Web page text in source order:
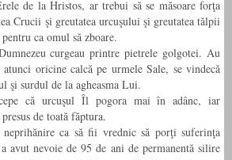
de la Hristos, ar trebui să se măsoare forţa
Crucii şi greutatea urcuşului şi greutatea tălpii
ca omul să zboare.
curgeau printre pietrele golgotei. Au
oricine calcă pe urmele Sale, se vindecă
şi surdul de la agheasma Lui.
că urcuşul Îl pogora mai în adânc, iar
de toată făptura.
neprihănire ca să fii vrednic să porţi suferinţa
avut nevoie de 95 de ani de permanentă silire